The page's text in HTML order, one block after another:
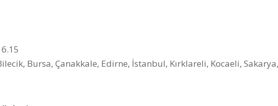
Bursa, Çanakkale, Edirne, İstanbul, Kırklareli, Kocaeli,